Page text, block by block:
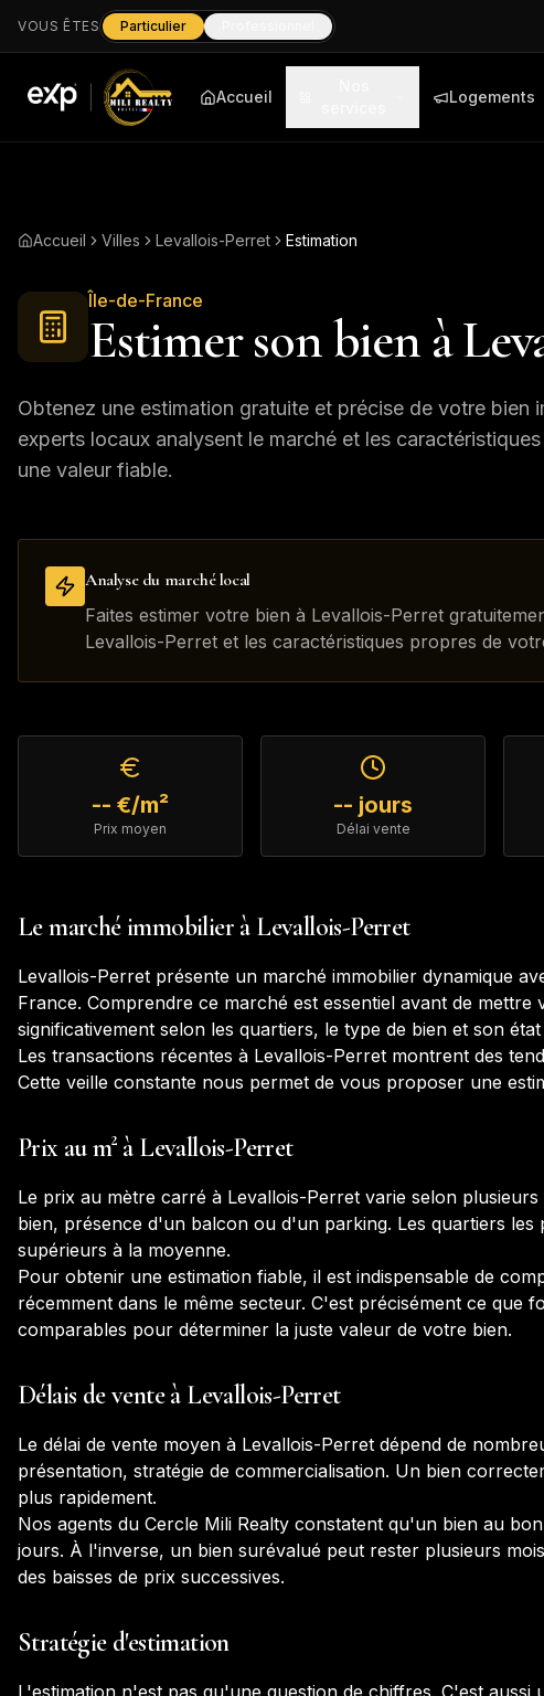
VOUS ÊTES Particulier
Accueil Logements
Accueil Villes Levallois-Perret Estimation
Île-de-France
Estimer son bien à
Obtenez une estimation gratuite et précise de votre bien
experts locaux analysent le marché et les
une valeur fiable.
Analyse du marché local
Faites estimer votre bien à Levallois-Perret
Levallois-Perret et les caractéristiques propres de
-- €/m²
Prix moyen
-- jours
Délai vente
Le marché immobilier à Levallois-Perret
Levallois-Perret présente un marché immobilier dynamique
France. Comprendre ce marché est essentiel avant de
significativement selon les quartiers, le type de bien et son
Les transactions récentes à Levallois-Perret montrent des
Cette veille constante nous permet de vous proposer une
Prix au m² à Levallois-Perret
Le prix au mètre carré à Levallois-Perret varie selon
bien, présence d'un balcon ou d'un parking. Les quartiers
supérieurs à la moyenne.
Pour obtenir une estimation fiable, il est indispensable de
récemment dans le même secteur. C'est précisément ce que
comparables pour déterminer la juste valeur de votre bien.
Délais de vente à Levallois-Perret
Le délai de vente moyen à Levallois-Perret dépend de
présentation, stratégie de commercialisation. Un bien
plus rapidement.
Nos agents du Cercle Mili Realty constatent qu'un bien au
jours. À l'inverse, un bien surévalué peut rester plusieurs
des baisses de prix successives.
Stratégie d'estimation
L'estimation n'est pas qu'une question de chiffres. C'est aussi